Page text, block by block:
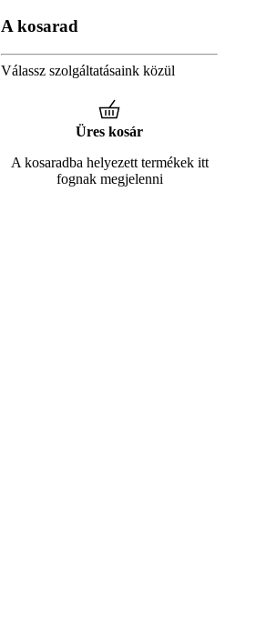
A kosarad
Válassz szolgáltatásaink közül
Üres kosár
A kosaradba helyezett termékek itt
fognak megjelenni